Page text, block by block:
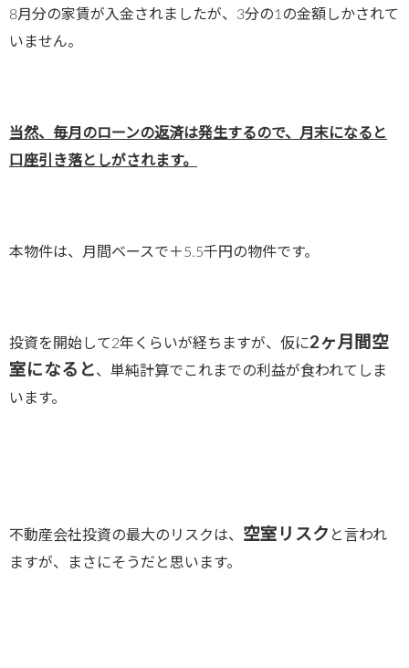
8月分の家賃が入金されましたが、3分の1の金額しかされて
いません。
当然、毎月のローンの返済は発生するので、月末になると
口座引き落としがされます。
本物件は、月間ベースで＋5.5千円の物件です。
投資を開始して2年くらいが経ちますが、仮に2ヶ月間空
室になると、単純計算でこれまでの利益が食われてしま
います。
不動産会社投資の最大のリスクは、 空室リスク と言われ
ますが、まさにそうだと思います。